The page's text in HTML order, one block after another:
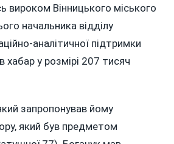
вироком Вінницького міського
начальника відділу
аналітичної підтримки
хабар у розмірі 207 тисяч
запропонував йому
який був предметом